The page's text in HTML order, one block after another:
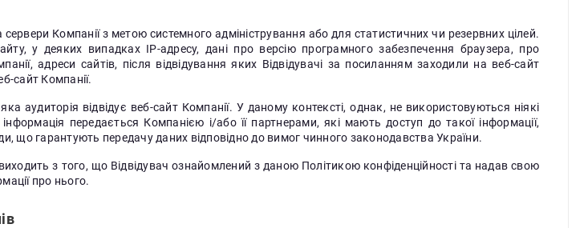
Компанії з метою системного адміністрування або для статистичних чи резервних цілей.
у деяких випадках IP-адресу, дані про версію програмного забезпечення браузера, про
адреси сайтів, після відвідування яких Відвідувачі за посиланням заходили на веб-сайт
сайт Компанії.
аудиторія відвідує веб-сайт Компанії. У даному контексті, однак, не використовуються ніякі
передається Компанією і/або її партнерами, які мають доступ до такої інформації,
що гарантують передачу даних відповідно до вимог чинного законодавства України.
з того, що Відвідувач ознайомлений з даною Політикою конфіденційності та надав свою
про нього.